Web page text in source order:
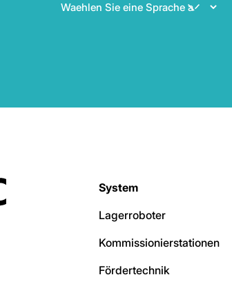
System
Lagerroboter
Kommissionierstationen
Fördertechnik